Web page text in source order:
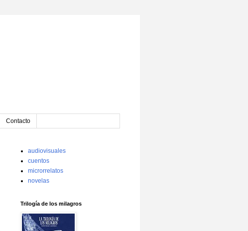
Contacto
audiovisuales
cuentos
microrrelatos
novelas
Trilogía de los milagros